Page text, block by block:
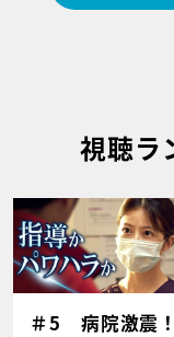
視聴ラ
＃5 病院激震